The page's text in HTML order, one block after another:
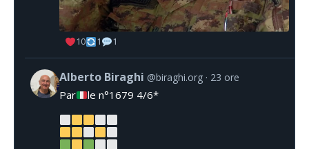
10 1 1
Alberto Biraghi @biraghi.org 23 ore
Par le n°1679 4/6*